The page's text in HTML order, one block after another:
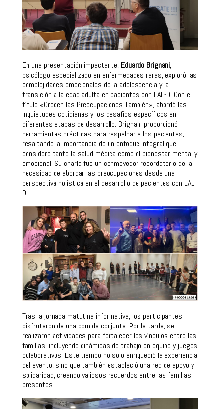
En una presentación impactante, Eduardo Brignani,
psicólogo especializado en enfermedades raras, exploró las
complejidades emocionales de la adolescencia y la
transición a la edad adulta en pacientes con LAL-D. Con el
título «Crecen las Preocupaciones También», abordó las
inquietudes cotidianas y los desafíos específicos en
diferentes etapas de desarrollo. Brignani proporcionó
herramientas prácticas para respaldar a los pacientes,
resaltando la importancia de un enfoque integral que
considere tanto la salud médica como el bienestar mental y
emocional. Su charla fue un conmovedor recordatorio de la
necesidad de abordar las preocupaciones desde una
perspectiva holística en el desarrollo de pacientes con LAL-
D.
Tras la jornada matutina informativa, los participantes
disfrutaron de una comida conjunta. Por la tarde, se
realizaron actividades para fortalecer los vínculos entre las
familias, incluyendo dinámicas de trabajo en equipo y juegos
colaborativos. Este tiempo no solo enriqueció la experiencia
del evento, sino que también estableció una red de apoyo y
solidaridad, creando valiosos recuerdos entre las familias
presentes.